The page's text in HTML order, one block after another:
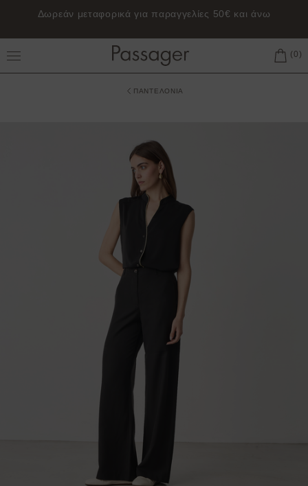
Δωρεάν μεταφορικά για παραγγελίες 50€ και άνω
Toggle Main Menu
ΠΑΝΤΕΛΟΝΙΑ